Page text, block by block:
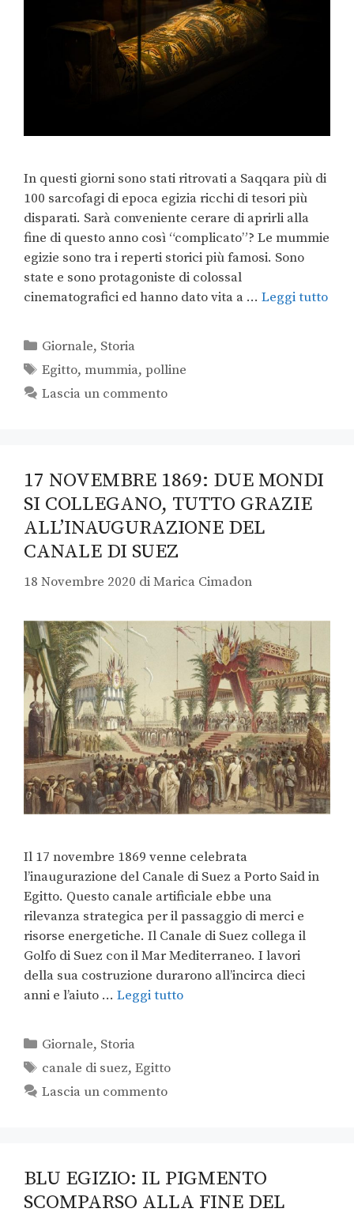
In questi giorni sono stati ritrovati a Saqqara più di
100 sarcofagi di epoca egizia ricchi di tesori più
disparati. Sarà conveniente cerare di aprirli alla
fine di questo anno così “complicato”? Le mummie
egizie sono tra i reperti storici più famosi. Sono
state e sono protagoniste di colossal
cinematografici ed hanno dato vita a … Leggi tutto
Giornale, Storia
Egitto,mummia,polline
Lascia un commento
17 NOVEMBRE 1869: DUE MONDI
SI COLLEGANO, TUTTO GRAZIE
ALL’INAUGURAZIONE DEL
CANALE DI SUEZ
18 Novembre 2020 diMarica Cimadon
Il 17 novembre 1869 venne celebrata
l’inaugurazione del Canale di Suez a Porto Said in
Egitto. Questo canale artificiale ebbe una
rilevanza strategica per il passaggio di merci e
risorse energetiche. Il Canale di Suez collega il
Golfo di Suez con il Mar Mediterraneo. I lavori
della sua costruzione durarono all’incirca dieci
anni e l’aiuto … Leggi tutto
Giornale, Storia
canale di suez,Egitto
Lascia un commento
BLU EGIZIO: IL PIGMENTO
SCOMPARSO ALLA FINE DEL